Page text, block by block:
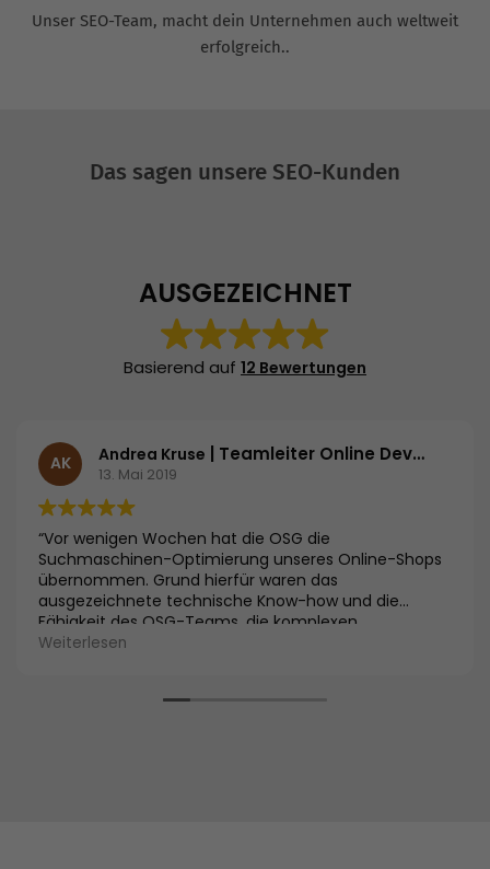
Unser SEO-Team, macht dein Unternehmen auch weltweit
erfolgreich..
Das sagen unsere SEO-Kunden
AUSGEZEICHNET
Basierend auf 12 Bewertungen
AK Andrea Kruse | Teamleiter Online Development | HSE24
13. Mai 2019
“Vor wenigen Wochen hat die OSG die
Suchmaschinen-Optimierung unseres Online-Shops
übernommen. Grund hierfür waren das
ausgezeichnete technische Know-how und die
Fähigkeit des OSG-Teams, die komplexen
Zusammenhänge und Problemstellungen unseres
Motivation zu sorgen. Inzwischen konnten wir uns von
Weiterlesen